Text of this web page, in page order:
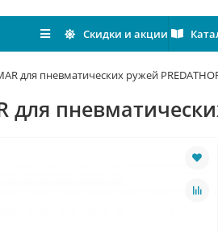
Скидки и акции
для пневматических ружей
для